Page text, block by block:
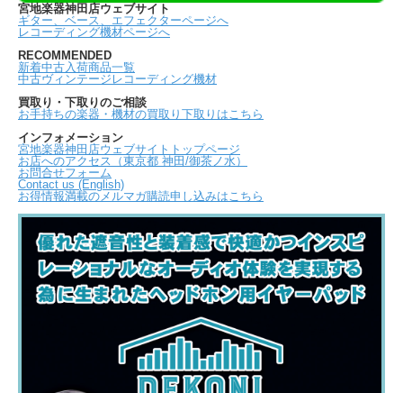
宮地楽器神田店ウェブサイト
ギター、ベース、エフェクターページへ
レコーディング機材ページへ
RECOMMENDED
新着中古入荷商品一覧
中古ヴィンテージレコーディング機材
買取り・下取りのご相談
お手持ちの楽器・機材の買取り下取りはこちら
インフォメーション
宮地楽器神田店ウェブサイトトップページ
お店へのアクセス（東京都 神田/御茶ノ水）
お問合せフォーム
Contact us (English)
お得情報満載のメルマガ購読申し込みはこちら